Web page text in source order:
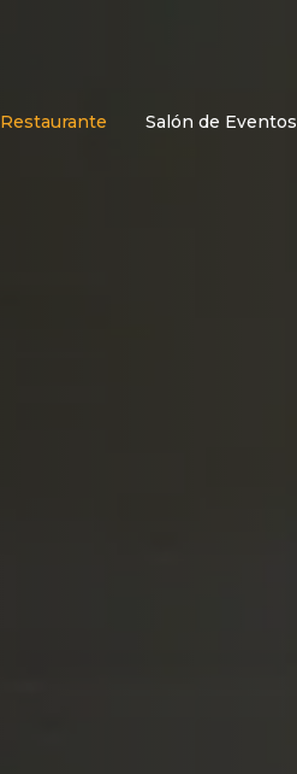
Restaurante Salón de Eventos